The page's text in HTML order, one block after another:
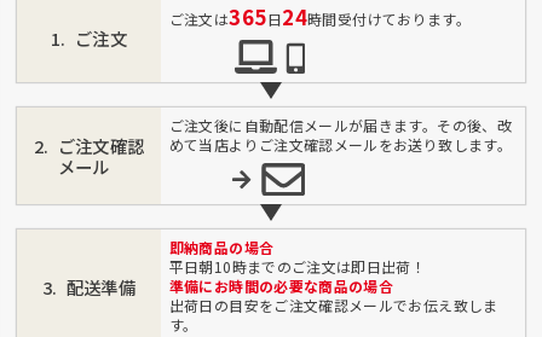
ご注文
ご注文は365日24時間受付けております。
ご注文確認
メール
ご注文後に自動配信メールが届きます。その後、改
めて当店よりご注文確認メールをお送り致します。
配送準備
即納商品の場合
平日朝10時までのご注文は即日出荷！
準備にお時間の必要な商品の場合
出荷日の目安をご注文確認メールでお伝え致しま
す。